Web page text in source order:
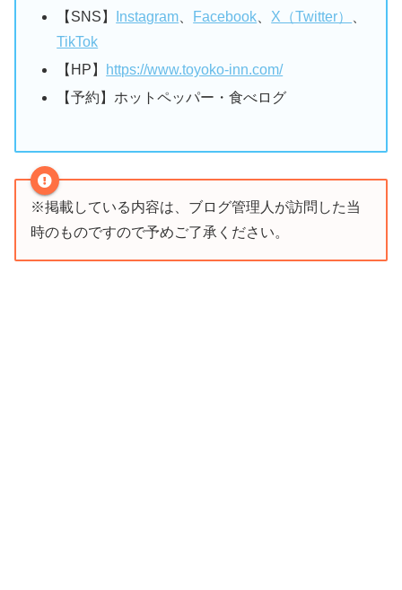
【SNS】
Instagram Facebook X（Twitter）
TikTok
【HP】
https://www.toyoko-inn.com/
【予約】ホットペッパー・食べログ
※掲載している内容は、ブログ管理人が訪問した当
時のものですので予めご了承ください。